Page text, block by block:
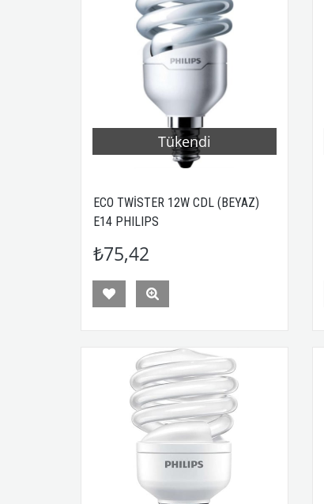
Tükendi
ECO TWİSTER 12W CDL (BEYAZ)
E14 PHILIPS
₺75,42